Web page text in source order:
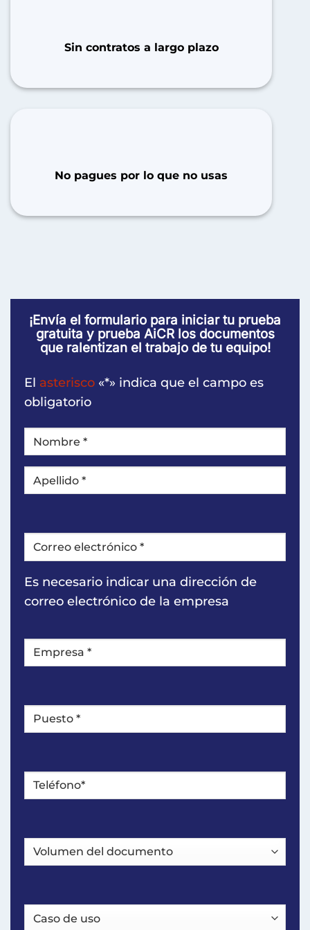
Sin contratos a largo plazo
No pagues por lo que no usas
¡Envía el formulario para iniciar tu prueba
gratuita y prueba AiCR los documentos
que ralentizan el trabajo de tu equipo!
El asterisco «*» indica que el campo es
obligatorio
NOMBRE *
Primero
Correo
electrónico*
Es necesario indicar una dirección de
correo electrónico de la empresa
Empresa
Puesto
Teléfono* *
Volumen
del
Caso